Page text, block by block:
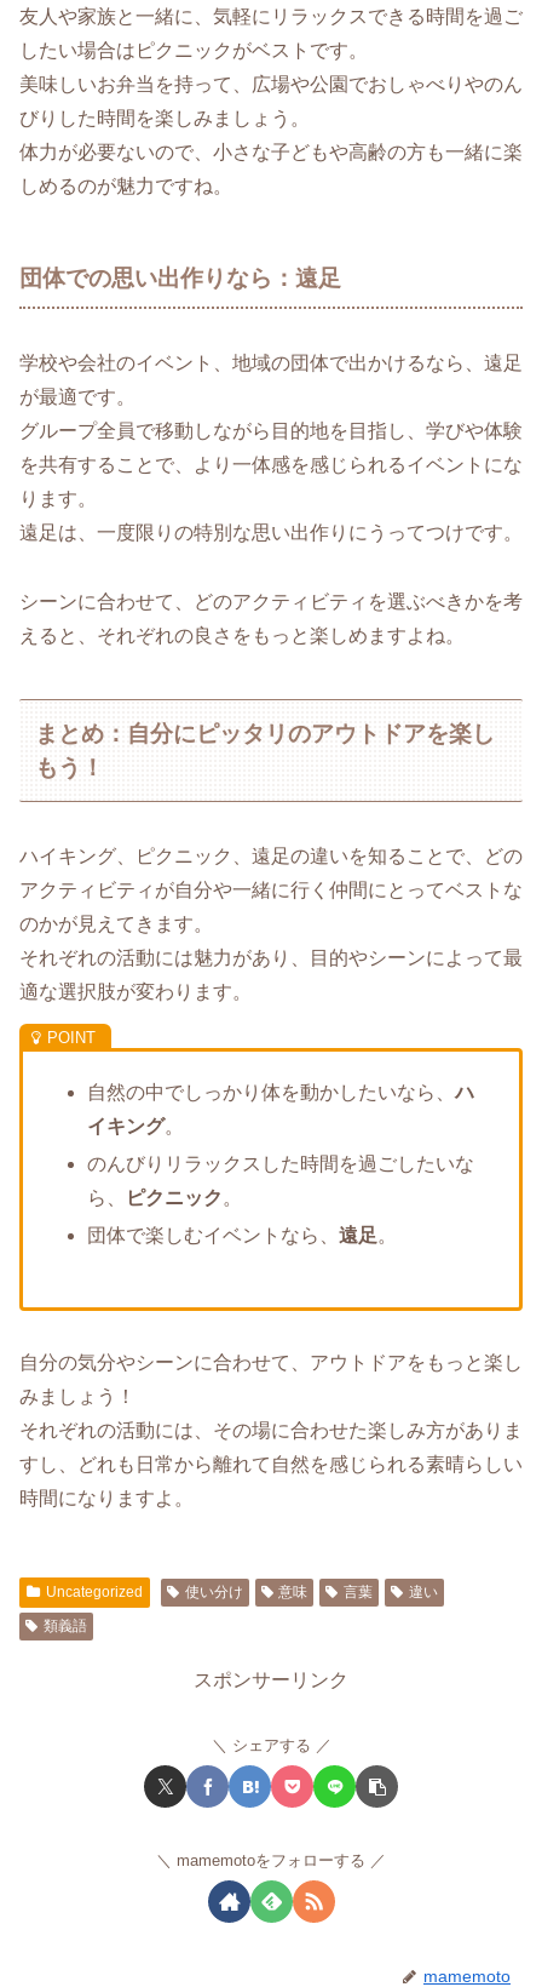
友人や家族と一緒に、気軽にリラックスできる時間を過ご
したい場合はピクニックがベストです。
美味しいお弁当を持って、広場や公園でおしゃべりやのん
びりした時間を楽しみましょう。
体力が必要ないので、小さな子どもや高齢の方も一緒に楽
しめるのが魅力ですね。
団体での思い出作りなら：遠足
学校や会社のイベント、地域の団体で出かけるなら、遠足
が最適です。
グループ全員で移動しながら目的地を目指し、学びや体験
を共有することで、より一体感を感じられるイベントにな
ります。
遠足は、一度限りの特別な思い出作りにうってつけです。
シーンに合わせて、どのアクティビティを選ぶべきかを考
えると、それぞれの良さをもっと楽しめますよね。
まとめ：自分にピッタリのアウトドアを楽し
もう！
ハイキング、ピクニック、遠足の違いを知ることで、どの
アクティビティが自分や一緒に行く仲間にとってベストな
のかが見えてきます。
それぞれの活動には魅力があり、目的やシーンによって最
適な選択肢が変わります。
自然の中でしっかり体を動かしたいなら、ハ
イキング。
のんびりリラックスした時間を過ごしたいな
ら、
ピクニック 。
団体で楽しむイベントなら、遠足 。
自分の気分やシーンに合わせて、アウトドアをもっと楽し
みましょう！
それぞれの活動には、その場に合わせた楽しみ方がありま
すし、どれも日常から離れて自然を感じられる素晴らしい
時間になりますよ。
Uncategorized 使い分け 意味 言葉
違い
類義語
スポンサーリンク
シェアする
mamemotoをフォローする
mamemoto